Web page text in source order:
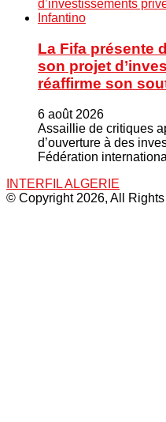
La Fifa présente
son projet
réaffirme son
6 août 2026
Assaillie de critiques
d’ouverture à des
Fédération
INTERFIL ALGERIE
© Copyright 2026, All